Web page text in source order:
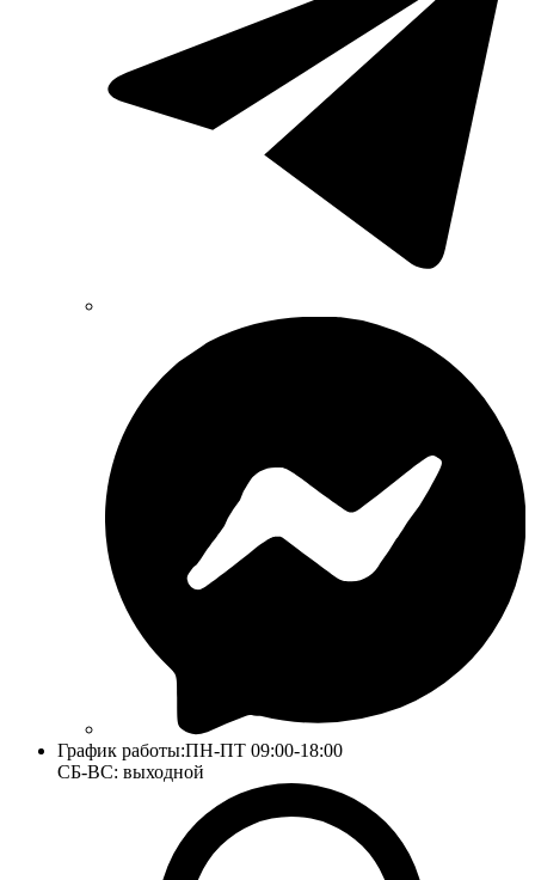
График работы:ПН-ПТ 09:00-18:00
СБ-ВС: выходной